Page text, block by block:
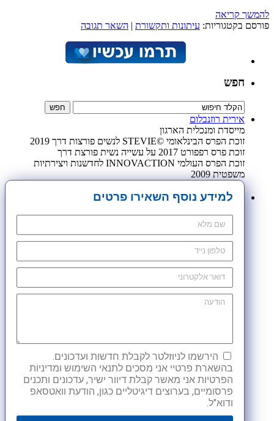
להמשך קריאה
פורסם בקטגוריות: עיתונות ותקשורת | השאר תגובה
חפש
אירית רוזנבלום
מייסדת ומנכלית הארגון
זוכת הפרס הבינלאומי ©STEVIE לנשים פורצות דרך 2019
זוכת פרס רפפורט 2017 על עשייה נשית פורצת דרך
זוכת הפרס העולמי INNOVACTION לחדשנות ויצירתיות
משפטית 2009
למידע נוסף השאירו פרטים
הירשמו לניוזלטר לקבלת חדשות ועדכונים.
בהשארת פרטיי אני מסכים לתנאי השימוש ומדיניות
הפרטיות אני מאשר קבלת דיוור ישיר, עדכונים ותכנים
פרסומיים, בערוצים דיגיטליים כגון, הודעת וואטסאפ
ודוא"ל.